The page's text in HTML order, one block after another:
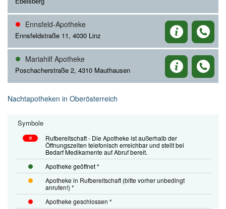
Ennsfeld-Apotheke
Ennsfeldstraße 11, 4030 Linz
Mariahilf Apotheke
Poschacherstraße 2, 4310 Mauthausen
Nachtapotheken in Oberösterreich
Symbole
R
Rufbereitschaft - Die Apotheke ist außerhalb der
Öffnungszeiten telefonisch erreichbar und stellt bei
Bedarf Medikamente auf Abruf bereit.
Apotheke geöffnet *
Apotheke in Rufbereitschaft (bitte vorher unbedingt
anrufen!) *
Apotheke geschlossen *